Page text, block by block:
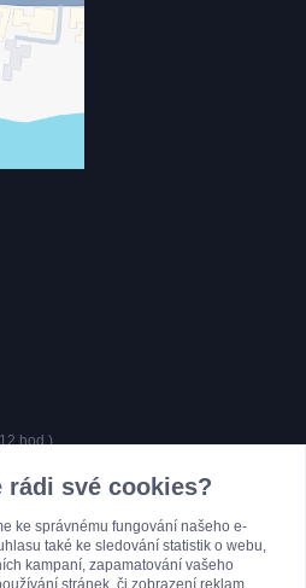
hod.)
rádi své cookies?
ke správnému fungování našeho e-
také ke sledování statistik o webu,
kampaní, zapamatování vašeho
stránek, či zobrazení reklam